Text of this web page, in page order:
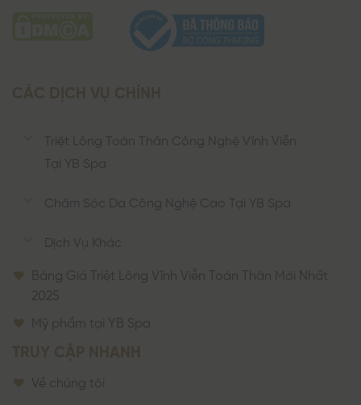
Triệt Lông Toàn Thân Công Nghệ Vĩnh Viễn
Tại YB Spa
Chăm Sóc Da Công Nghệ Cao Tại YB Spa
Dịch Vụ Khác
Bảng Giá Triệt Lông Vĩnh Viễn Toàn Thân Mới Nhất
2025
Mỹ phẩm tại YB Spa
Về chúng tôi